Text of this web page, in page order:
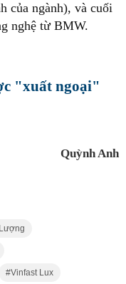
của ngành), và cuối
nghệ từ BMW.
"xuất ngoại"
Quỳnh Anh
Vinfast Lux